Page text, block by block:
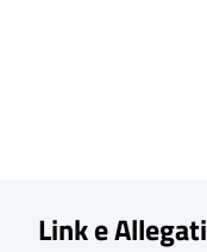
Link e Allegati